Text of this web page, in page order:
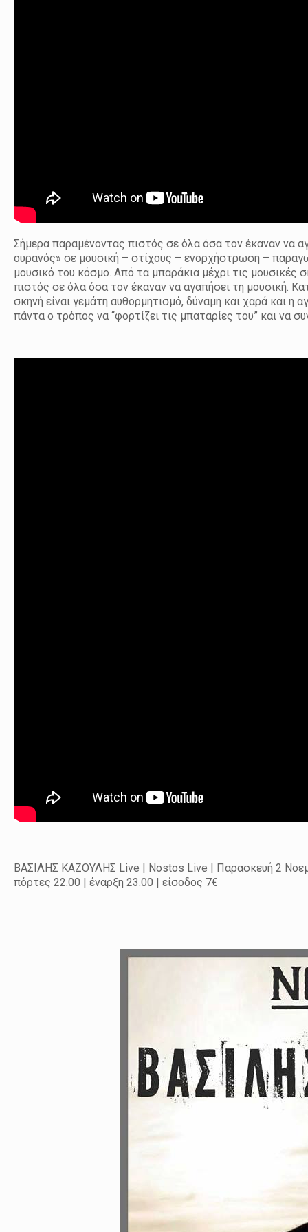
Σήμερα παραμένοντας πιστός σε όλα όσα τον έκαναν να
ουρανός» σε μουσική – στίχους – ενορχήστρωση –
μουσικό του κόσμο. Από τα μπαράκια μέχρι τις μουσικές
πιστός σε όλα όσα τον έκαναν να αγαπήσει τη μουσική.
σκηνή είναι γεμάτη αυθορμητισμό, δύναμη και χαρά και η
πάντα ο τρόπος να “φορτίζει τις μπαταρίες του” και να
ΒΑΣΙΛΗΣ ΚΑΖΟΥΛΗΣ Live | Nostos Live | Παρασκευή 2
πόρτες 22.00 | έναρξη 23.00 | είσοδος 7€